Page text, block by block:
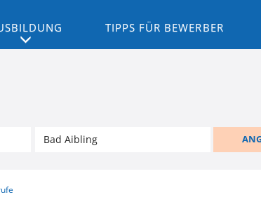
TIPPS FÜR BEWERBER